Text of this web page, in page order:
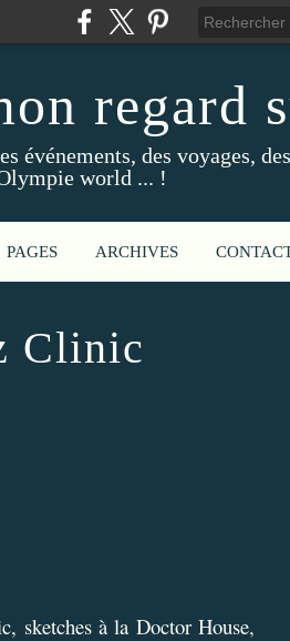
regard
des voyages,
world ... !
PAGES ARCHIVES
Clinic
sketches à la Doctor House,